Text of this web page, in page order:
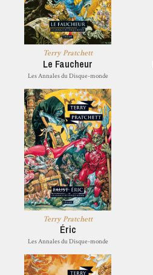
Terry Pratchett
Le Faucheur
Les Annales du Disque-monde
Terry Pratchett
Éric
Les Annales du Disque-monde